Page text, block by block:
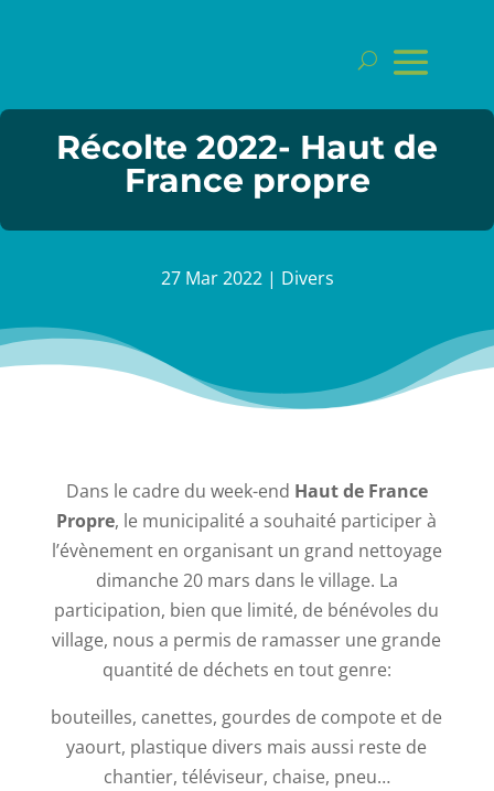
Récolte 2022- Haut de
France propre
27 Mar 2022| Divers
Dans le cadre du week-end Haut de France
Propre, le municipalité a souhaité participer à
l’évènement en organisant un grand nettoyage
dimanche 20 mars dans le village. La
participation, bien que limité, de bénévoles du
village, nous a permis de ramasser une grande
quantité de déchets en tout genre:
bouteilles, canettes, gourdes de compote et de
yaourt, plastique divers mais aussi reste de
chantier, téléviseur, chaise, pneu…